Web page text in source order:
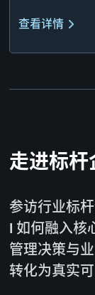
查看详情
走进标杆
参访行业标
I 如何融入核
管理决策与
转化为真实